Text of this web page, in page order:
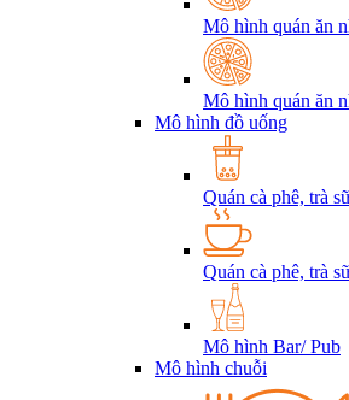
Mô hình quán ăn
Mô hình quán ăn
Mô hình đồ uống
Quán cà phê, trà
Quán cà phê, trà
Mô hình Bar/ Pub
Mô hình chuỗi